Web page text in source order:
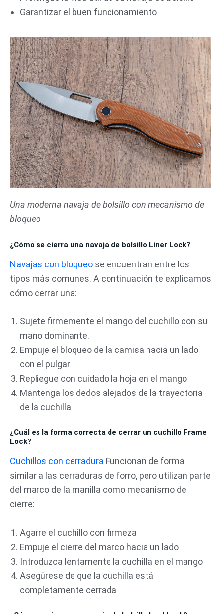
Garantizar el buen funcionamiento
Una moderna navaja de bolsillo con mecanismo de
bloqueo
¿Cómo se cierra una navaja de bolsillo Liner Lock?
Navajas con bloqueo se encuentran entre los
tipos más comunes. A continuación te explicamos
cómo cerrar una:
Sujete firmemente el mango del cuchillo con su
mano dominante.
Empuje el bloqueo de la camisa hacia un lado
con el pulgar
Repliegue con cuidado la hoja en el mango
Mantenga los dedos alejados de la trayectoria
de la cuchilla
¿Cuál es la forma correcta de cerrar un cuchillo Frame
Lock?
Cuchillos con cerradura Funcionan de forma
similar a las cerraduras de forro, pero utilizan parte
del marco de la manilla como mecanismo de
cierre:
Agarre el cuchillo con firmeza
Empuje el cierre del marco hacia un lado
Introduzca lentamente la cuchilla en el mango
Asegúrese de que la cuchilla está
completamente cerrada